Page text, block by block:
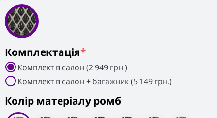
Колiр матеріалу ромб
Комплектація*
Комплект в салон (2 949 грн.)
Комплект в салон + багажник (5 149 грн.)